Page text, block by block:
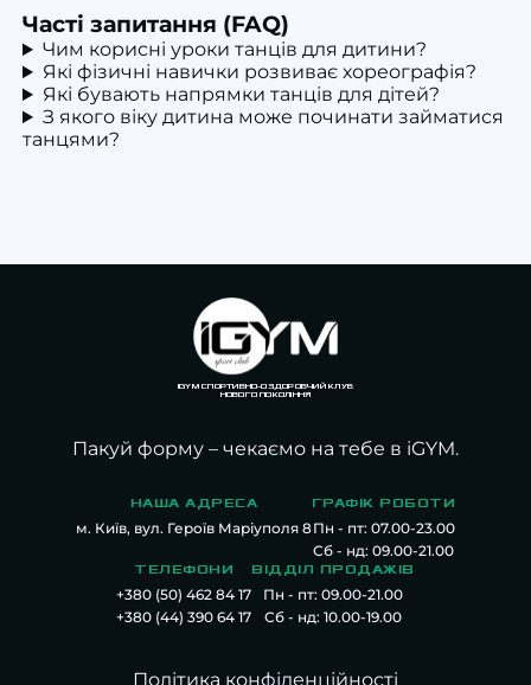
Часті запитання (FAQ)
Чим корисні уроки танців для дитини?
Які фізичні навички розвиває хореографія?
Які бувають напрямки танців для дітей?
З якого віку дитина може починати займатися
танцями?
IGYM СПОРТИВНО-ОЗДОРОВЧИЙ КЛУБ
НОВОГО ПОКОЛІННЯ
Пакуй форму – чекаємо на тебе в iGYM.
НАША АДРЕСА
м. Київ, вул. Героїв Маріуполя 8
ГРАФІК РОБОТИ
Пн - пт: 07.00-23.00
Сб - нд: 09.00-21.00
ТЕЛЕФОНИ
+380 (50) 462 84 17
+380 (44) 390 64 17
ВІДДІЛ ПРОДАЖІВ
Пн - пт: 09.00-21.00
Сб - нд: 10.00-19.00
Політика конфіденційності